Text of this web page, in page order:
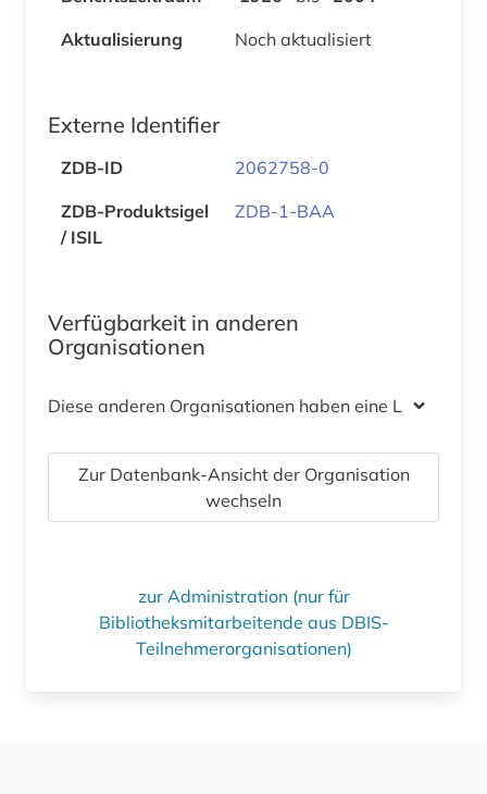
Aktualisierung
Noch aktualisiert
Externe Identifier
ZDB-ID
2062758-0
ZDB-Produktsigel
/ ISIL
ZDB-1-BAA
Verfügbarkeit in anderen
Organisationen
Diese anderen Organisationen haben eine Lizenz
Zur Datenbank-Ansicht der Organisation
wechseln
zur Administration (nur für
Bibliotheksmitarbeitende aus DBIS-
Teilnehmerorganisationen)